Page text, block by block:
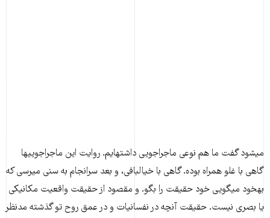
می​شود گفت ما هم نوعی ماجراجویی داشته​ایم. روایت این ماجراجویی​ها
گاهی با غلو همراه بوده. گاهی با خیالبافی، و بعد سرانجام به سنی می​رسی که
به​خود می​گویی خود حقیقت را بگو. و مقصود از حقیقت واقعیت مکانیکی
یا بصری نیست. حقیقت آنچه در نفسانیات و در عمق روح تو گذشته مدنظر